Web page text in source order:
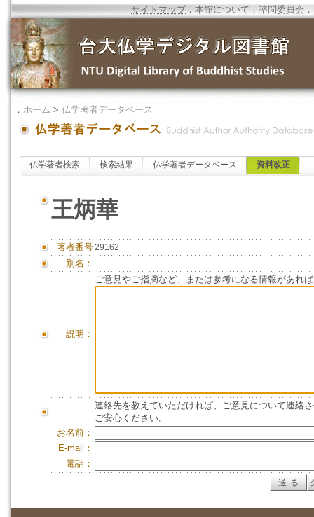
サイトマップ．本館について ．諮問委員会 ．
． ホーム > 仏学著者データベース
仏学著者検索 検索結果 仏学著者データベース 資料改正
王炳華
著者番号29162
別名：
説明：
ご意見やご指摘など、または参考になる情報があれ
連絡先を教えていただければ、ご意見について連絡
ご安心ください。
お名前：
E-mail：
電話：